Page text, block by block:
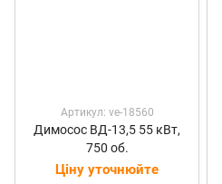
Артикул: ve-18560
Димосос ВД-13,5 55 кВт,
750 об.
Ціну уточнюйте